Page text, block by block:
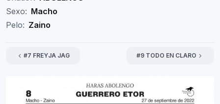
Sexo: Macho
Pelo: Zaino
#7 FREYJA JAG #9 TODO EN CLARO